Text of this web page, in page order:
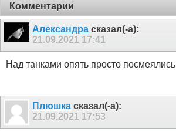
Комментарии
Александра сказал(-а):
21.09.2021 17:41
Над танками опять просто посмеялись
Плюшка сказал(-а):
21.09.2021 17:53